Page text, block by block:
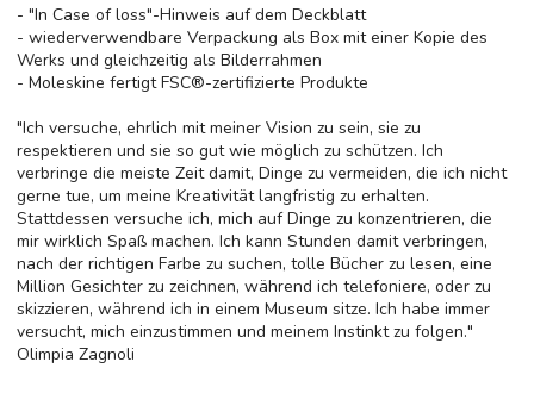
- "In Case of loss"-Hinweis auf dem Deckblatt
- wiederverwendbare Verpackung als Box mit einer Kopie des
Werks und gleichzeitig als Bilderrahmen
- Moleskine fertigt FSC®-zertifizierte Produkte
"Ich versuche, ehrlich mit meiner Vision zu sein, sie zu
respektieren und sie so gut wie möglich zu schützen. Ich
verbringe die meiste Zeit damit, Dinge zu vermeiden, die ich nicht
gerne tue, um meine Kreativität langfristig zu erhalten.
Stattdessen versuche ich, mich auf Dinge zu konzentrieren, die
mir wirklich Spaß machen. Ich kann Stunden damit verbringen,
nach der richtigen Farbe zu suchen, tolle Bücher zu lesen, eine
Million Gesichter zu zeichnen, während ich telefoniere, oder zu
skizzieren, während ich in einem Museum sitze. Ich habe immer
versucht, mich einzustimmen und meinem Instinkt zu folgen."
Olimpia Zagnoli